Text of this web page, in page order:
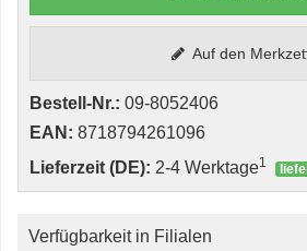
Auf den
Bestell-Nr.: 09-8052406
EAN: 8718794261096
Lieferzeit (DE): 2-4 Werktage1
Verfügbarkeit in Filialen